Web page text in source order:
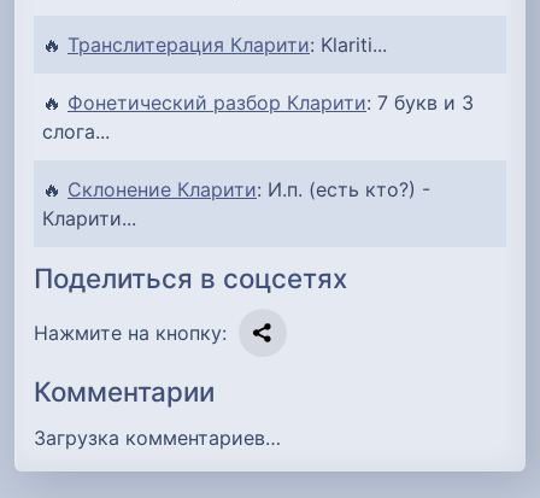
🔥 Транслитерация Кларити: Klariti...
🔥 Фонетический разбор Кларити: 7 букв и 3
слога...
🔥 Склонение Кларити: И.п. (есть кто?) -
Кларити...
Поделиться в соцсетях
Нажмите на кнопку:
Комментарии
Загрузка комментариев…